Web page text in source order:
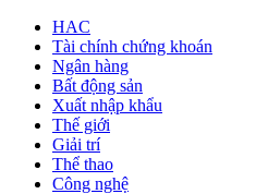
HAC
Tài chính chứng khoán
Ngân hàng
Bất động sản
Xuất nhập khẩu
Thế giới
Giải trí
Thể thao
Công nghệ